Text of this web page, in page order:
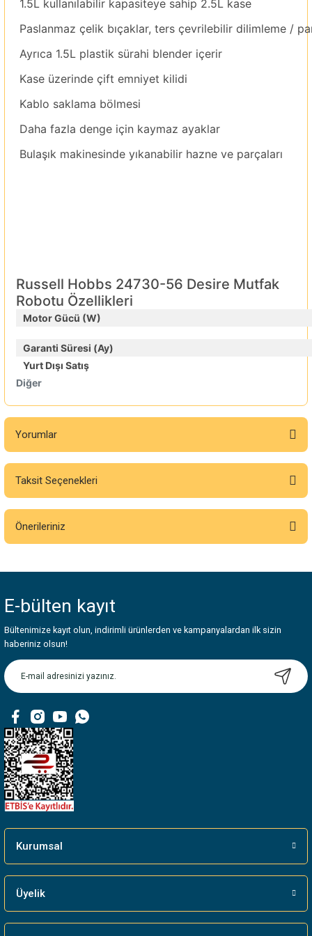
1.5L kullanılabilir kapasiteye sahip 2.5L kase
Paslanmaz çelik bıçaklar, ters çevrilebilir dilimleme /
Ayrıca 1.5L plastik sürahi blender içerir
Kase üzerinde çift emniyet kilidi
Kablo saklama bölmesi
Daha fazla denge için kaymaz ayaklar
Bulaşık makinesinde yıkanabilir hazne ve parçaları
Russell Hobbs 24730-56 Desire Mutfak
Robotu Özellikleri
Motor Gücü (W)
Diğer
Garanti Süresi (Ay)
Yurt Dışı Satış
Yorumlar
Bu ürüne ilk yorumu siz yapın!
Taksit Seçenekleri
Önerileriniz
Görüş ve önerileriniz için teşekkür ederiz.
Ürün resmi kalitesiz, bozuk veya görüntülenemiyor.
Ürün açıklamasında eksik bilgiler bulunuyor.
Ürün bilgilerinde hatalar bulunuyor.
Bu ürüne benzer farklı alternatifler olmalı.
E-bülten kayıt
Bültenimize kayıt olun, indirimli ürünlerden ve kampanyalardan ilk sizin
haberiniz olsun!
Kurumsal
Üyelik